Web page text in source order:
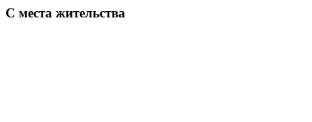
С места жительства